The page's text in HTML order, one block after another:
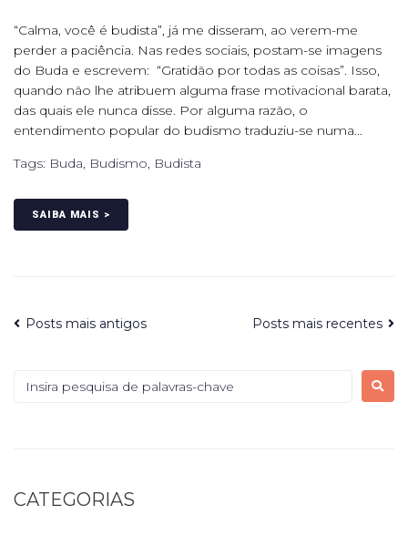
“Calma, você é budista”, já me disseram, ao verem-me
perder a paciência. Nas redes sociais, postam-se imagens
do Buda e escrevem: “Gratidão por todas as coisas”. Isso,
quando não lhe atribuem alguma frase motivacional barata,
das quais ele nunca disse. Por alguma razão, o
entendimento popular do budismo traduziu-se numa...
Tags: Buda, Budismo, Budista
SAIBA MAIS >
Posts mais antigos Posts mais recentes
CATEGORIAS